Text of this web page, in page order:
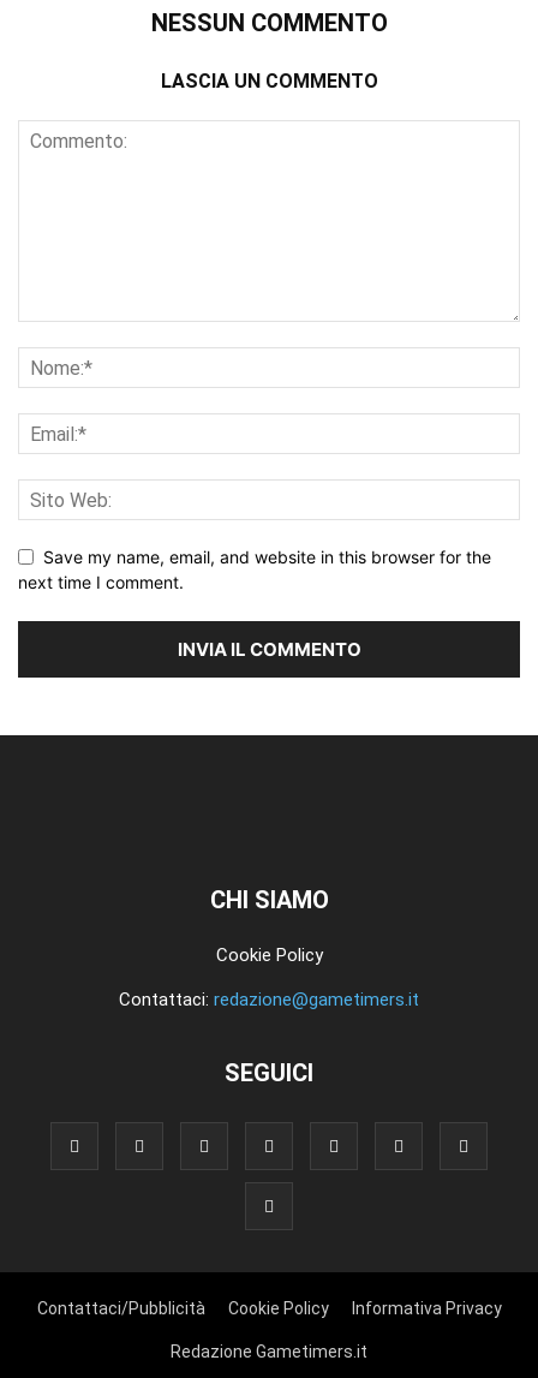
NESSUN COMMENTO
LASCIA UN COMMENTO
Save my name, email, and website in this browser for the
next time I comment.
CHI SIAMO
Cookie Policy
Contattaci: redazione@gametimers.it
SEGUICI
Contattaci/Pubblicità Cookie Policy Informativa Privacy
Redazione Gametimers.it